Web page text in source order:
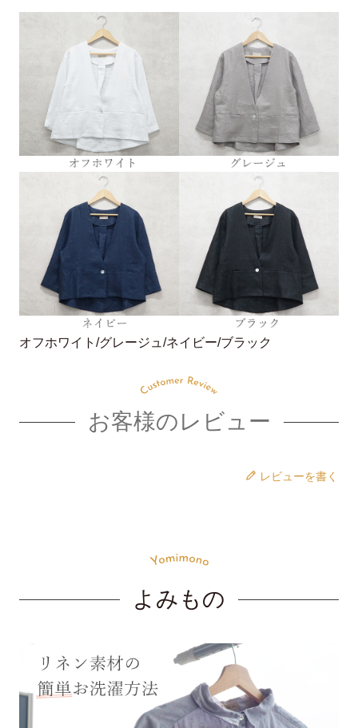
オフホワイト/グレージュ/ネイビー/ブラック
お客様のレビュー
レビューを書く
よみもの